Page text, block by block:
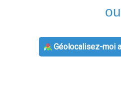
ou
Géolocalisez-moi